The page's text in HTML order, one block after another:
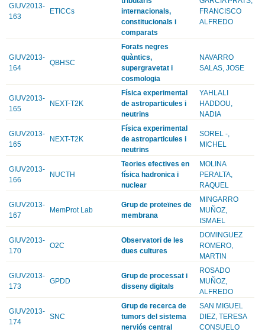
GIUV2013-
163
ETICCs
internacionals,
constitucionals i
comparats
FRANCISCO
ALFREDO
GIUV2013-
164
QBHSC
Forats negres
quàntics,
supergravetat i
cosmologia
NAVARRO
SALAS, JOSE
GIUV2013-
165
NEXT-T2K
Física experimental
de astroparticules i
neutrins
YAHLALI
HADDOU,
NADIA
GIUV2013-
165
NEXT-T2K
Física experimental
de astroparticules i
neutrins
SOREL -,
MICHEL
GIUV2013-
166
NUCTH
Teories efectives en
física hadronica i
nuclear
MOLINA
PERALTA,
RAQUEL
GIUV2013-
167
MemProt Lab
Grup de proteïnes de
membrana
MINGARRO
MUÑOZ,
ISMAEL
GIUV2013-
170
O2C
Observatori de les
dues cultures
DOMINGUEZ
ROMERO,
MARTIN
GIUV2013-
173
GPDD
Grup de processat i
disseny digitals
ROSADO
MUÑOZ,
ALFREDO
GIUV2013-
174
SNC
Grup de recerca de
tumors del sistema
nerviós central
SAN MIGUEL
DIEZ, TERESA
CONSUELO